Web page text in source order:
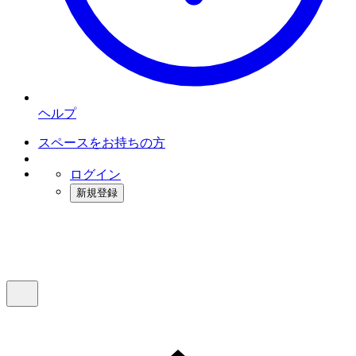
ヘルプ
スペースをお持ちの方
ログイン
新規登録